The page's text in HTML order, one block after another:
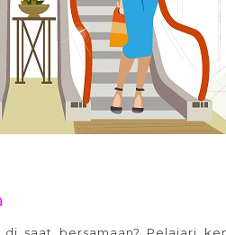
saat bersamaan? Pelajari